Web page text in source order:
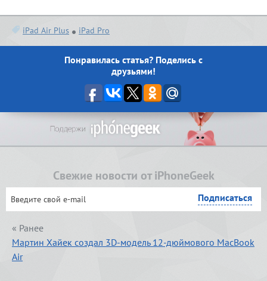
iPad Air Plus iPad Pro
Понравилась статья? Поделись с
друзьями!
Свежие новости от iPhoneGeek
« Ранее
Мартин Хайек создал 3D-модель 12-дюймового MacBook
Air